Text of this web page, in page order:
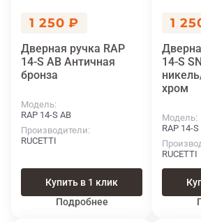
1 250 ₽
Дверная ручка RAP
14-S AB Aнтичная
бронза
Модель
RAP 14-S AB
Производители
RUCETTI
Купить в 1 клик
Подробнее
1
14-S
хром
Модель
RAP 14-
RUCETTI